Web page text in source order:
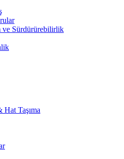
ve Sürdürürebilirlik
Hat Taşıma